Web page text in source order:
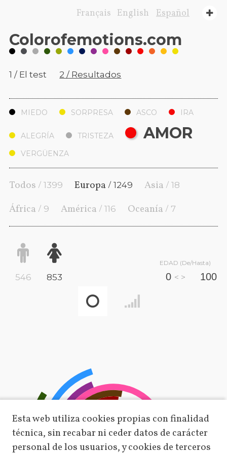
Colorofemotions.com
1 / El test 2 / Resultados
Español
English
Français
MIEDO SORPRESA ASCO IRA
ALEGRÍA TRISTEZA AMOR
VERGÜENZA
Todos / 1399 Europa / 1249 Asia / 18
África / 9 América / 116 Oceanía / 7
546 853
EDAD (De/Hasta)
< >
Esta web utiliza cookies propias con finalidad
técnica, sin recabar ni ceder datos de carácter
personal de los usuarios, y cookies de terceros